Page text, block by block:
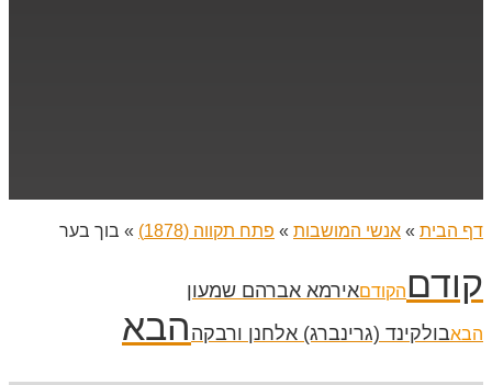
דף הבית » אנשי המושבות » פתח תקווה (1878) » בוך בער
קודם הקודםאירמא אברהם שמעון
הבאבולקינד (גרינברג) אלחנן ורבקה הבא